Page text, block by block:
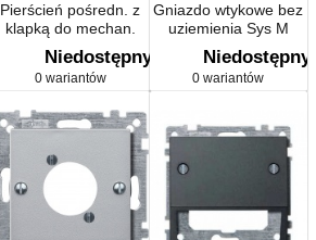
Pierścień pośredn. z
klapką do mechan.
kombin., DIN Sys M
Niedostępny
0 wariantów
Gniazdo wtykowe bez
uziemienia Sys M
Niedostępny
0 wariantów